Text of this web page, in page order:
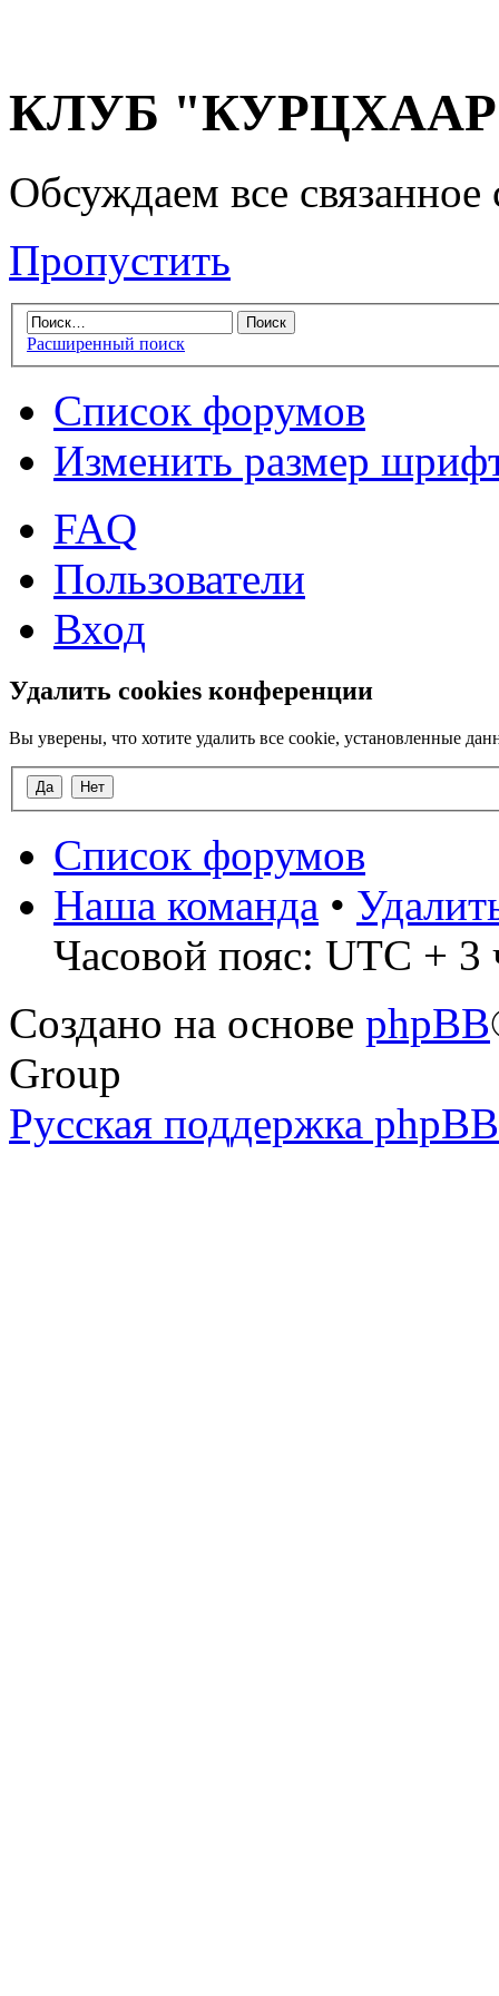
КЛУБ "КУРЦХААР"
Обсуждаем все
Пропустить
Расширенный поиск
Список форумов
Изменить размер
FAQ
Пользователи
Вход
Удалить cookies конференции
Вы уверены, что хотите удалить все cookie, установленные
Список форумов
Наша команда •
Часовой пояс: UTC + 3
Создано на основе phpBB
Group
Русская поддержка phpBB